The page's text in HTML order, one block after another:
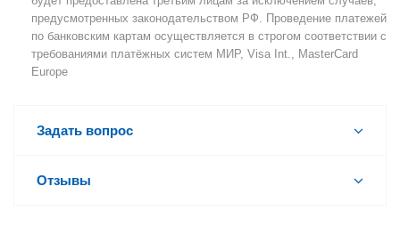
предусмотренных законодательством РФ. Проведение платежей
по банковским картам осуществляется в строгом соответствии с
требованиями платёжных систем МИР, Visa Int., MasterCard
Europe
Задать вопрос
Отзывы